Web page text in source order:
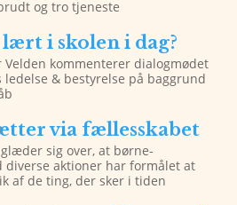
og tro tjeneste
lært i skolen i dag?
Velden kommenterer dialogmødet
& bestyrelse på baggrund
via fællesskabet
sig over, at børne-
diverse aktioner har formålet at
af de ting, der sker i tiden